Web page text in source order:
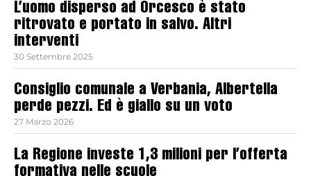
L’uomo disperso ad Orcesco è stato
ritrovato e portato in salvo. Altri
interventi
30 Settembre 2025
Consiglio comunale a Verbania, Albertella
perde pezzi. Ed è giallo su un voto
27 Marzo 2026
La Regione investe 1,3 milioni per l’offerta